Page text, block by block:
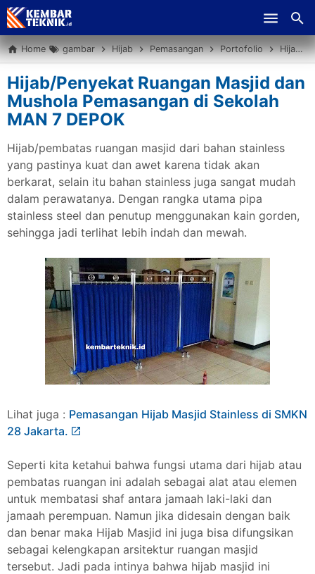
Home gambar Hijab Pemasangan Portofolio Hijab/Penyekat Ruangan Masjid dan Mushola Pemasangan di Sekolah MAN 7 DEPOK
Hijab/Penyekat Ruangan Masjid dan
Mushola Pemasangan di Sekolah
MAN 7 DEPOK
Hijab/pembatas ruangan masjid dari bahan stainless
yang pastinya kuat dan awet karena tidak akan
berkarat, selain itu bahan stainless juga sangat mudah
dalam perawatanya. Dengan rangka utama pipa
stainless steel dan penutup menggunakan kain gorden,
sehingga jadi terlihat lebih indah dan mewah.
Lihat juga : Pemasangan Hijab Masjid Stainless di SMKN
28 Jakarta.
Seperti kita ketahui bahwa fungsi utama dari hijab atau
pembatas ruangan ini adalah sebagai alat atau elemen
untuk membatasi shaf antara jamaah laki-laki dan
jamaah perempuan. Namun jika didesain dengan baik
dan benar maka Hijab Masjid ini juga bisa difungsikan
sebagai kelengkapan arsitektur ruangan masjid
tersebut. Jadi pada intinya bahwa hijab masjid ini